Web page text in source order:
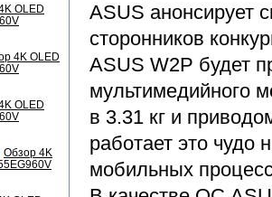
ASUS анонсирует
сторонников
ASUS W2P будет
мультимедийного
в 3.31 кг и
работает это чудо
мобильных
OLED
4K OLED
OLED
Обзор 4K